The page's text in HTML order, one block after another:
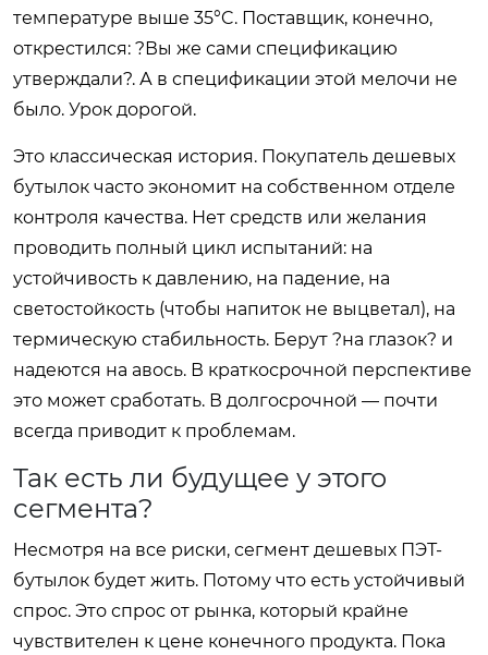
температуре выше 35°C. Поставщик, конечно,
открестился: ?Вы же сами спецификацию
утверждали?. А в спецификации этой мелочи не
было. Урок дорогой.
Это классическая история. Покупатель дешевых
бутылок часто экономит на собственном отделе
контроля качества. Нет средств или желания
проводить полный цикл испытаний: на
устойчивость к давлению, на падение, на
светостойкость (чтобы напиток не выцветал), на
термическую стабильность. Берут ?на глазок? и
надеются на авось. В краткосрочной перспективе
это может сработать. В долгосрочной — почти
всегда приводит к проблемам.
Так есть ли будущее у этого
сегмента?
Несмотря на все риски, сегмент дешевых ПЭТ-
бутылок будет жить. Потому что есть устойчивый
спрос. Это спрос от рынка, который крайне
чувствителен к цене конечного продукта. Пока